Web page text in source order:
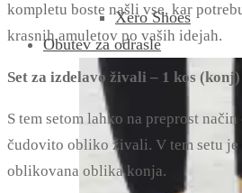
Xero Shoes
Obutev za odrasle
kompletu boste našli vse, kar
krasnih amuletov po vaših idejah.
Set za izdelavo živali – 1 kos (konj)
S tem setom lahko na preprost
čudovito obliko živali. V tem setu
oblikovana oblika konja.